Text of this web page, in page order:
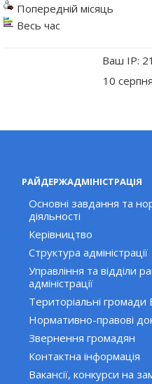
Попередній місяць
Весь час
Ваш IP:
10
РАЙДЕРЖАДМІНІСТРАЦІЯ
Основні завдання та
діяльності
Керівництво
Структура адміністрації
Управління та відділи
адміністрації
Територіальні
Нормативно-правові
Звернення громадян
Контактна інформація
Вакансії, конкурси на